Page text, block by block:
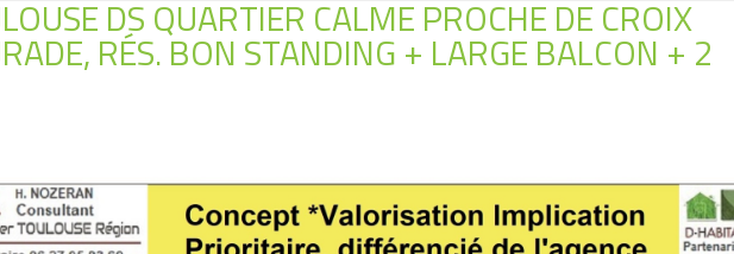
DS QUARTIER CALME PROCHE DE CROIX
RÉS. BON STANDING + LARGE BALCON + 2